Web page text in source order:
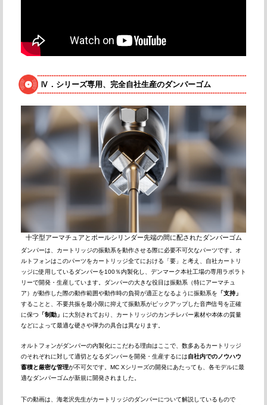
Ⅳ．シリーズ専用、完全自社生産のダンパーゴム
十字型アーマチュアとポールシリンダー先端の間に配されたダンパーゴム
ダンパーは、カートリッジの振動系を動作させる際に必要不可欠なパーツです。オ
ルトフォンはこのパーツをカートリッジ全てにおける「要」と考え、自社カートリ
ッジに使用しているダンパーを100％内製化し、デンマーク本社工場の専用ラボラト
リーで開発・生産しています。ダンパーの大きな役目は振動系（特にアーマチュ
ア）が動作した際の動作範囲や動作時の負荷が適正となるように振動系を 「支持」
することと、不要共振を最小限に抑えて振動系がピックアップした音声信号を正確
に保つ 「制動」 に大別されており、カートリッジのカンチレバー素材や本体の質量
などによって最適な硬さや弾力の具合は異なります。
オルトフォンがダンパーの内製化にこだわる理由はここで、数多あるカートリッジ
のそれぞれに対して適切となるダンパーを開発・生産するには自社内でのノウハウ
蓄積と厳密な管理が不可欠です。MC Xシリーズの開発にあたっても、各モデルに最
適なダンパーゴムが新規に開発されました。
下の動画は、海老沢先生がカートリッジのダンパーについて解説しているもので